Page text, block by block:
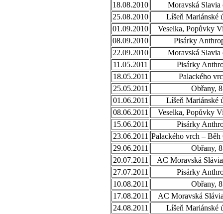
18.08.2010
Moravská Slavia
25.08.2010
Líšeň Mariánské
01.09.2010
Veselka, Popůvky
08.09.2010
Pisárky
22.09.2010
Moravská Slavia
11.05.2011
Pisárky
18.05.2011
Palackého
25.05.2011
Obřany,
01.06.2011
Líšeň Mariánské
08.06.2011
Veselka, Popůvky
15.06.2011
Pisárky
23.06.2011 Palackého vrch –
29.06.2011
Obřany,
20.07.2011
AC Moravská
27.07.2011
Pisárky
10.08.2011
Obřany,
17.08.2011
AC Moravská
24.08.2011
Líšeň Mariánské